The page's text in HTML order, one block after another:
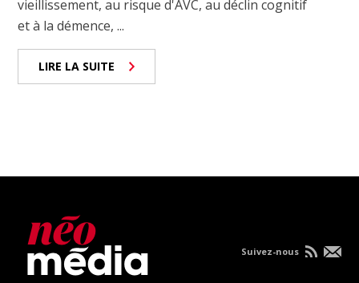
vieillissement, au risque d'AVC, au déclin cognitif
et à la démence, ...
LIRE LA SUITE
Suivez-nous